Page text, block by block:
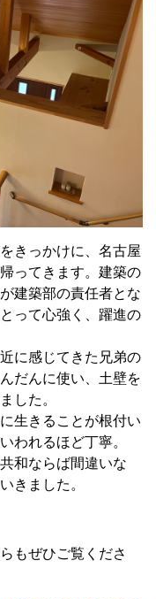
きっかけに、名古屋
ってきます。建築の
建築部の責任者とな
って心強く、躍進の
に感じてきた兄弟の
だんに使い、土壁を
した。
生きることが根付い
われるほど丁寧。
和ならば間違いな
きました。
もぜひご覧くださ